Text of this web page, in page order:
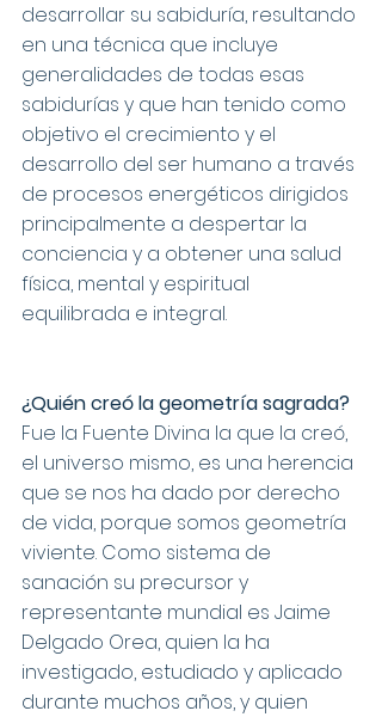
desarrollar su sabiduría, resultando
en una técnica que incluye
generalidades de todas esas
sabidurías y que han tenido como
objetivo el crecimiento y el
desarrollo del ser humano a través
de procesos energéticos dirigidos
principalmente a despertar la
conciencia y a obtener una salud
física, mental y espiritual
equilibrada e integral.
¿Quién creó la geometría sagrada?
Fue la Fuente Divina la que la creó,
el universo mismo, es una herencia
que se nos ha dado por derecho
de vida, porque somos geometría
viviente. Como sistema de
sanación su precursor y
representante mundial es Jaime
Delgado Orea, quien la ha
investigado, estudiado y aplicado
durante muchos años, y quien